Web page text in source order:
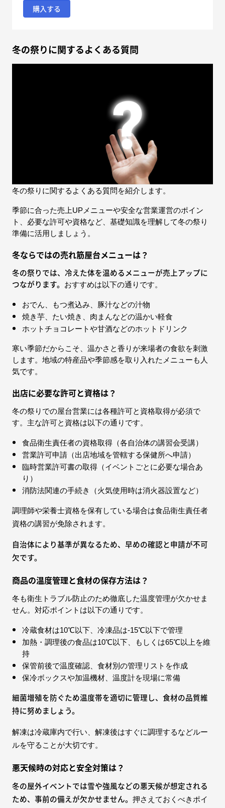
購入する
冬の祭りに関するよくある質問
冬の祭りに関するよくある質問を紹介します。
季節に合った売上UPメニューや安全な営業運営のポイン
ト、必要な許可や資格など、基礎知識を理解して冬の祭り
準備に活用しましょう。
冬ならではの売れ筋屋台メニューは？
冬の祭りでは、冷えた体を温めるメニューが売上アップに
つながります。
おすすめは以下の通りです。
おでん、もつ煮込み、豚汁などの汁物
焼き芋、たい焼き、肉まんなどの温かい軽食
ホットチョコレートや甘酒などのホットドリンク
寒い季節だからこそ、温かさと香りが来場者の食欲を刺激
します。地域の特産品や季節感を取り入れたメニューも人
気です。
出店に必要な許可と資格は？
冬の祭りでの屋台営業には各種許可と資格取得が必須で
す。主な許可と資格は以下の通りです。
食品衛生責任者の資格取得（各自治体の講習会受講）
営業許可申請（出店地域を管轄する保健所へ申請）
臨時営業許可書の取得（イベントごとに必要な場合あ
り）
消防法関連の手続き（火気使用時は消火器設置など）
調理師や栄養士資格を保有している場合は食品衛生責任者
資格の講習が免除されます。
自治体により基準が異なるため、早めの確認と申請が不可
欠です。
商品の温度管理と食材の保存方法は？
冬も衛生トラブル防止のため徹底した温度管理が欠かせま
せん。対応ポイントは以下の通りです。
冷蔵食材は10℃以下、冷凍品は-15℃以下で管理
加熱・調理後の食品は10℃以下、もしくは65℃以上を維
持
保管前後で温度確認、食材別の管理リストを作成
保冷ボックスや加温機材、温度計を現場に常備
細菌増殖を防ぐため温度帯を適切に管理し、食材の品質維
持に努めましょう。
解凍は冷蔵庫内で行い、解凍後はすぐに調理するなどルー
ルを守ることが大切です。
悪天候時の対応と安全対策は？
冬の屋外イベントでは雪や強風などの悪天候が想定される
ため、事前の備えが欠かせません。
押さえておくべきポイ